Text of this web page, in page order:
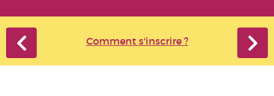
Comment s'inscrire ?